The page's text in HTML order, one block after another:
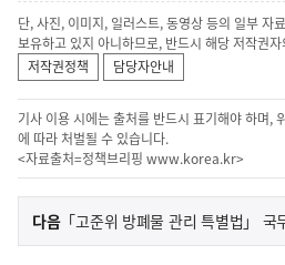
단, 사진, 이미지, 일러스트, 동영상 등의 일부 자
보유하고 있지 아니하므로, 반드시 해당 저작권
저작권정책
담당자안내
기사 이용 시에는 출처를 반드시 표기해야 하며,
에 따라 처벌될 수 있습니다.
<자료출처=정책브리핑 www.korea.kr>
이
전
다음기
「고준위 방폐물 관리 특별법」 국